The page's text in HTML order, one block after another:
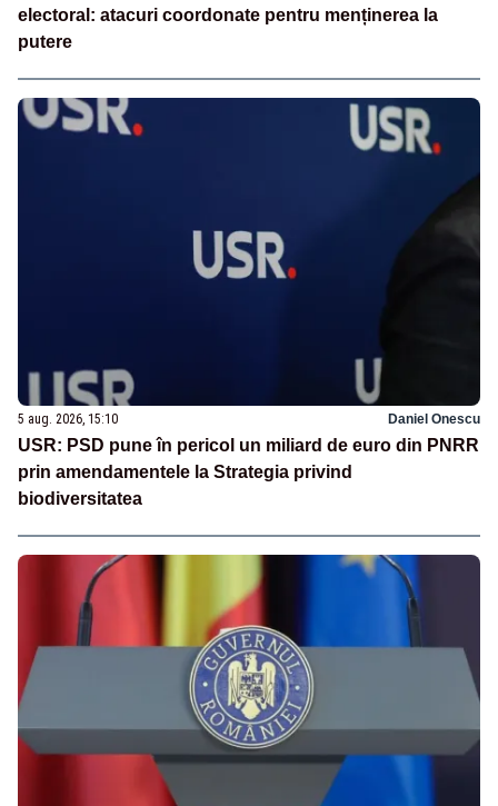
electoral: atacuri coordonate pentru menținerea la
putere
5 aug. 2026, 15:10 Daniel Onescu
USR: PSD pune în pericol un miliard de euro din PNRR
prin amendamentele la Strategia privind
biodiversitatea